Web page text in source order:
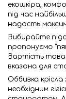
екошкіра,
під час
надасть
Вибирайте
пропонуємо
Вартість
вказана для
Оббивка крісла
необхідним